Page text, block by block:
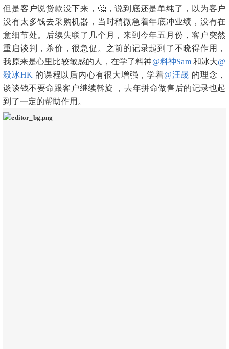
但是客户说贷款没下来，🤔，说到底还是单纯了，以为客户
没有太多钱去采购机器，当时稍微急着年底冲业绩，没有在
意细节处。后续失联了几个月，来到今年五月份，客户突然
重启谈判，杀价，很急促。之前的记录起到了不晓得作用，
我原来是心里比较敏感的人，在学了料神@料神Sam和冰大@
毅冰HK 的课程以后内心有很大增强，学着@汪晟 的理念，
谈谈钱不要命跟客户继续斡旋 ，去年拼命做售后的记录也起
到了一定的帮助作用。